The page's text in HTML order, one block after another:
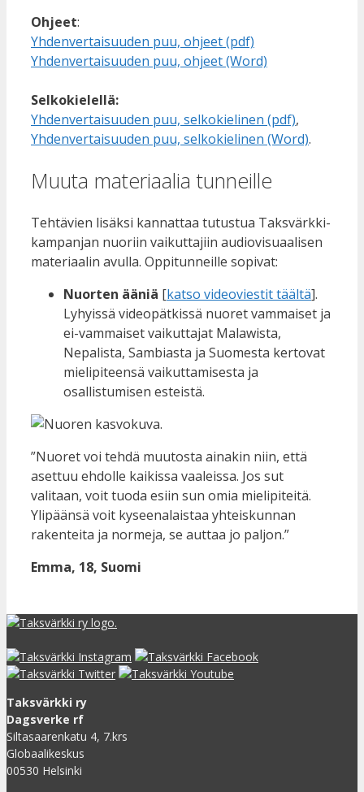
Ohjeet:
Yhdenvertaisuuden puu, ohjeet (pdf)
Yhdenvertaisuuden puu, ohjeet (Word)
Selkokielellä:
Yhdenvertaisuuden puu, selkokielinen (pdf),
Yhdenvertaisuuden puu, selkokielinen (Word).
Muuta materiaalia tunneille
Tehtävien lisäksi kannattaa tutustua Taksvärkki-
kampanjan nuoriin vaikuttajiin audiovisuaalisen
materiaalin avulla. Oppitunneille sopivat:
Nuorten ääniä [katso videoviestit täältä].
Lyhyissä videopätkissä nuoret vammaiset ja
ei-vammaiset vaikuttajat Malawista,
Nepalista, Sambiasta ja Suomesta kertovat
mielipiteensä vaikuttamisesta ja
osallistumisen esteistä.
”Nuoret voi tehdä muutosta ainakin niin, että
asettuu ehdolle kaikissa vaaleissa. Jos sut
valitaan, voit tuoda esiin sun omia mielipiteitä.
Ylipäänsä voit kyseenalaistaa yhteiskunnan
rakenteita ja normeja, se auttaa jo paljon.”
Emma, 18, Suomi
Taksvärkki ry
Dagsverke rf
Siltasaarenkatu 4, 7.krs
Globaalikeskus
00530 Helsinki